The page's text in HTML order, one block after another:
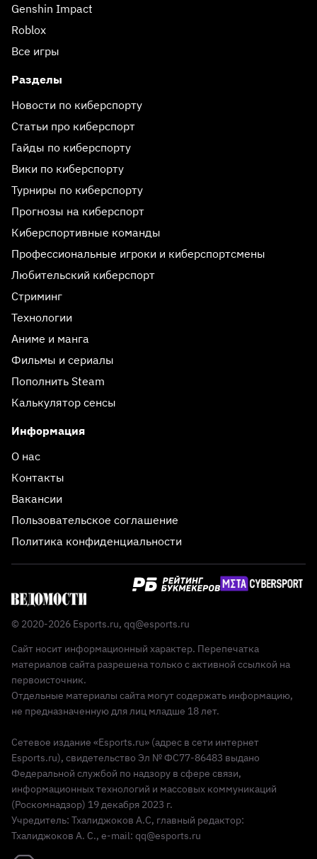
Genshin Impact
Roblox
Все игры
Разделы
Новости по киберспорту
Статьи про киберспорт
Гайды по киберспорту
Вики по киберспорту
Турниры по киберспорту
Прогнозы на киберспорт
Киберспортивные команды
Профессиональные игроки и киберспортсмены
Любительский киберспорт
Стриминг
Технологии
Аниме и манга
Фильмы и сериалы
Пополнить Steam
Калькулятор сенсы
Информация
О нас
Контакты
Вакансии
Пользовательское соглашение
Политика конфиденциальности
© 2020-2026 Esports.ru, qq@esports.ru
Сайт носит информационный характер. Перепечатка
материалов сайта разрешена только с активной ссылкой на
первоисточник.
Отдельные материалы сайта могут содержать информацию,
не предназначенную для лиц младше 18 лет.
Сетевое издание «Esports.ru» (адрес в сети интернет
Esports.ru), свидетельство Эл № ФС77-86483 выдано
Федеральной службой по надзору в сфере связи,
информационных технологий и массовых коммуникаций
(Роскомнадзор) 19 декабря 2023 г.
Учредитель: Тхалиджоков А.С, главный редактор:
Тхалиджоков А. С., e-mail: qq@esports.ru